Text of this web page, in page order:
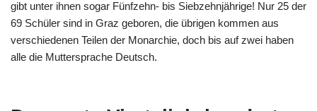
gibt unter ihnen sogar Fünfzehn- bis Siebzehnjährige! Nur 25 der
69 Schüler sind in Graz geboren, die übrigen kommen aus
verschiedenen Teilen der Monarchie, doch bis auf zwei haben
alle die Muttersprache Deutsch.